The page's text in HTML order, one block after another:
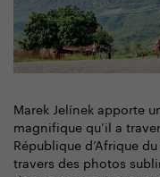
Marek Jelínek apporte
magnifique qu’il a
République d’Afrique
travers des photos